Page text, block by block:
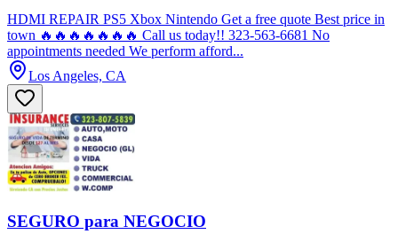
HDMI REPAIR PS5 Xbox Nintendo Get a free quote Best price in
town 🔥🔥🔥🔥🔥🔥🔥 Call us today!! 323-563-6681 No
appointments needed We perform afford...
Los Angeles, CA
SEGURO para NEGOCIO